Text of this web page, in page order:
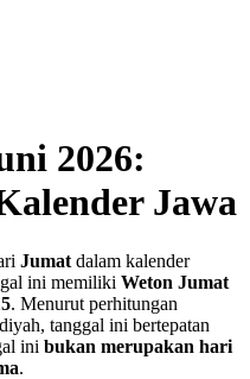
2026:
Jawa
Jumat dalam kalender
ini memiliki Weton Jumat
. Menurut perhitungan
tanggal ini bertepatan
ini bukan merupakan hari
.